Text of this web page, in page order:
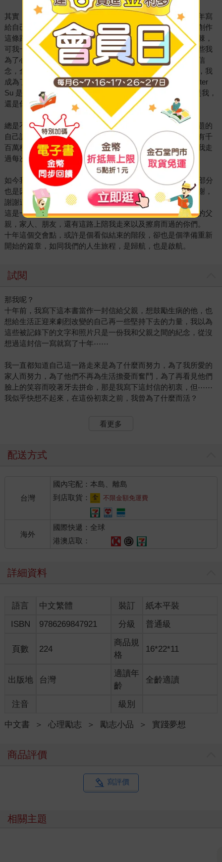
其實，我並沒有想過，十年後的我們，真的能一起來收下當年寫
給自己的這段話，當我重新閱讀這本書時，我依舊記得踏上創作
這條路上的那份初衷，一封寫給父親的信。即使沿途佈滿荊棘，
可我一直都知道，給予我力量的並非全源自於我一個人，那些我
為了心愛的人們付出的選擇，和我對愛我的你們堅持不懈的信
念，全是灌溉我一路走來的養分，十年前寫下這一封信開始，我
成為了一個名為Peter Su 的模樣，途中，我曾問過自己，Peter
Su 是誰？也曾隨著陌生人的討論和留言去臆測，Peter Su 是我，
還是你們眼裡的我。
總是不夠聰明的我，選擇了最簡單的方式，將一路上反覆解題的
自己記錄了下來，一字一句的將感受給寫下，這世道的答案有千
百萬種，慶幸的是，我找到了屬於我的那一個，它成了陪伴我走
過每次風雨的堅定信仰，一個名為「我自己」的力量。
如今我才理解，那個我曾好奇人們口中的Peter Su 有很大一部分
也是因為你們而存在，所以我想親自和你們每一位說一聲謝謝，
謝謝這一路上陪伴我走過的每一個你。
這是一封即將完成的信，我花了十年的時間寫下，想獻給我的父
親，家人、朋友，還有這路上陪我走來以及擦肩而過的你們。
十年這個交會點，或許是個看似結束的階段，卻也是個準備重新
開始的篇章，如同我們的人生旅程，是歸航，也是啟航。
試閱
那我呢？
十年前，我寫下這本書當作一封信給父親，想鼓勵生病的他，也
想給生活正迎來劇烈改變的自己再一些堅持下去的力量，我以為
這些被記錄下的文字和照片只是一份我和父親之間的紀念，從沒
想過這封信一寫就寫了十年⋯⋯
我一直都知道自己這一路走來是為了什麼而努力，為了我所愛的
家人而努力，為了他們不再為生活擔憂而奮鬥，為了再看見他們
臉上的笑容而咬著牙去拼命，那是我寫下這封信的初衷，但⋯⋯
我似乎快想不起來，在這份初衷之前，我曾為了什麼而活？
「那我呢？」準備重新編寫這本書時，我問了自己這麼一句話，
不知那樣的沉思維持了多久，畫面裡偶爾閃過一片乾淨的藍天，
防上，望相最遠的那條地平線，我總是試著想把天空與海的之間
再看清楚一些，那時候的我常常在想，落單的那隻候鳥如果能奮
力的飛越邊界，是不是就真能飛到地球的另一端。
十五歲那年，我站在車站前和父母親道別，獨自到了台北唸書，
我總是和身邊的人說，我想去看看這世界，於是說著說著就成了
又沒錢，一天到晚夢想著環遊世界，別笑死人了。
關於《夢想》這本書，一半是寫給我的父親，另外一半則是寫給
只維持將近四年的時間，那時候的我總覺得夢想就在遙遠的地球
另一端，所以我踏上了第一步，深信時間就是一條平行的軌跡，
只要不放棄的持續往前走，終究會走到目的地，哪怕走得再慢，
跪著也要走完，於是橫衝直撞的完成了一個又一個想去的地方，
可它就像一個永無止盡的輪迴，每當抵達一個盡頭，總會有另一
個新的遠方，所以我不斷地向外尋找，只為了在某一個遠方找到
前進時，住在台東的父親突然生了一場重病，陷入昏迷後再醒
作暫時擱置，舉家搬到台北繼續接受治療，妹妹辭去了工作與母
親一起照顧父親，突如其來的龐大開銷讓整個家都陷入一股漫長
了所有家計並告訴自己再努力一點，期盼有天能帶著家人離開這
大概是從這裡開始，我不再去想像原先的夢想該是什麼模樣，對
我來說，能把家人照顧好就是我心中最大的願望，於是我將工作
看更多
配送方式
台灣
國內宅配：本島、離島
到店取貨：
不限金額免運費
海外
國際快遞：全球
港澳店取：
詳細資料
語言 中文繁體 裝訂
紙本平裝
ISBN
9786269847921 分級 普通級
頁數 224
商品規
格
16*22*11
出版地 台灣
適讀年
齡
全齡適讀
注音 級別
中文書 ＞ 心理勵志 ＞ 勵志小品 ＞ 實踐夢想
商品評價
寫評價
相關主題